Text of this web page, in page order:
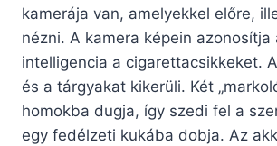
kamerája van, amelyekkel előre,
nézni. A kamera képein azonosítja
intelligencia a cigarettacsikkeket.
és a tárgyakat kikerüli. Két
homokba dugja, így szedi fel a
egy fedélzeti kukába dobja. Az